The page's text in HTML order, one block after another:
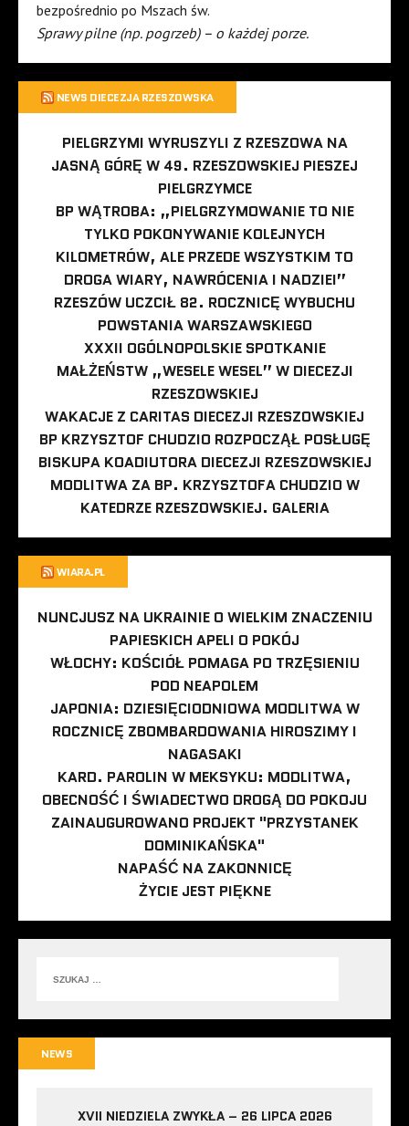
bezpośrednio po Mszach św.
Sprawy pilne (np. pogrzeb) – o każdej porze.
NEWS DIECEZJA RZESZOWSKA
PIELGRZYMI WYRUSZYLI Z RZESZOWA NA
JASNĄ GÓRĘ W 49. RZESZOWSKIEJ PIESZEJ
PIELGRZYMCE
BP WĄTROBA: „PIELGRZYMOWANIE TO NIE
TYLKO POKONYWANIE KOLEJNYCH
KILOMETRÓW, ALE PRZEDE WSZYSTKIM TO
DROGA WIARY, NAWRÓCENIA I NADZIEI”
RZESZÓW UCZCIŁ 82. ROCZNICĘ WYBUCHU
POWSTANIA WARSZAWSKIEGO
XXXII OGÓLNOPOLSKIE SPOTKANIE
MAŁŻEŃSTW „WESELE WESEL” W DIECEZJI
RZESZOWSKIEJ
WAKACJE Z CARITAS DIECEZJI RZESZOWSKIEJ
BP KRZYSZTOF CHUDZIO ROZPOCZĄŁ POSŁUGĘ
BISKUPA KOADIUTORA DIECEZJI RZESZOWSKIEJ
MODLITWA ZA BP. KRZYSZTOFA CHUDZIO W
KATEDRZE RZESZOWSKIEJ. GALERIA
WIARA.PL
NUNCJUSZ NA UKRAINIE O WIELKIM ZNACZENIU
PAPIESKICH APELI O POKÓJ
WŁOCHY: KOŚCIÓŁ POMAGA PO TRZĘSIENIU
POD NEAPOLEM
JAPONIA: DZIESIĘCIODNIOWA MODLITWA W
ROCZNICĘ ZBOMBARDOWANIA HIROSZIMY I
NAGASAKI
KARD. PAROLIN W MEKSYKU: MODLITWA,
OBECNOŚĆ I ŚWIADECTWO DROGĄ DO POKOJU
ZAINAUGUROWANO PROJEKT "PRZYSTANEK
DOMINIKAŃSKA"
NAPAŚĆ NA ZAKONNICĘ
ŻYCIE JEST PIĘKNE
NEWS
XVII NIEDZIELA ZWYKŁA – 26 LIPCA 2026